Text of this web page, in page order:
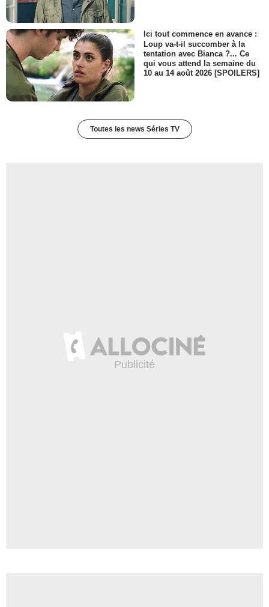
Ici tout commence en avance :
Loup va-t-il succomber à la
tentation avec Bianca ?... Ce
qui vous attend la semaine du
10 au 14 août 2026 [SPOILERS]
Toutes les news Séries TV